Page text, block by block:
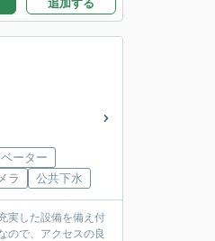
追加する
ーター
ラ 公共下水
実した設備を備え付
ので、アクセスの良